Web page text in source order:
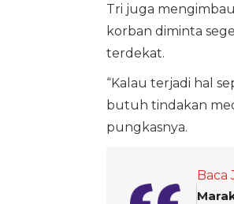
Tri juga
korban diminta
terdekat.
“Kalau terjadi hal
butuh tindakan
pungkasnya.
Baca